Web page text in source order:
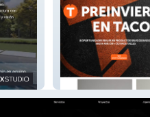
Tacos